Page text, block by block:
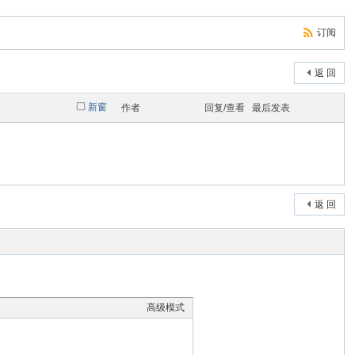
订阅
返 回
新窗 作者 回复/查看 最后发表
返 回
高级模式